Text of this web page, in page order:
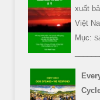
xuất
Việt
Mục: